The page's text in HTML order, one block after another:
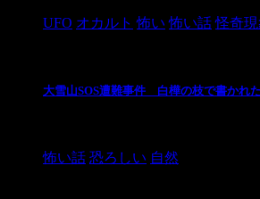
UFO オカルト 怖い 怖い話 怪奇現
大雪山SOS遭難事件 白樺の枝で書かれ
怖い話 恐ろしい 自然